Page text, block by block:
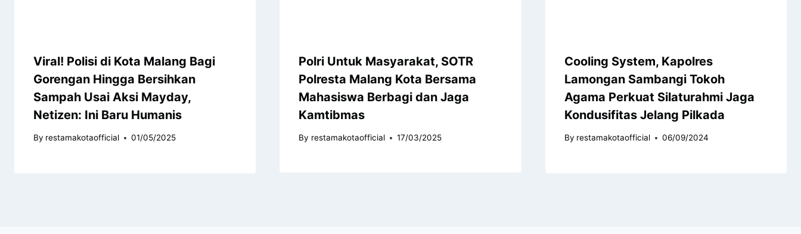
Viral! Polisi di Kota Malang Bagi
Gorengan Hingga Bersihkan
Sampah Usai Aksi Mayday,
Netizen: Ini Baru Humanis
By restamakotaofficial 01/05/2025
Polri Untuk Masyarakat, SOTR
Polresta Malang Kota Bersama
Mahasiswa Berbagi dan Jaga
Kamtibmas
By restamakotaofficial 17/03/2025
Cooling System, Kapolres
Lamongan Sambangi Tokoh
Agama Perkuat Silaturahmi Jaga
Kondusifitas Jelang Pilkada
By restamakotaofficial 06/09/2024